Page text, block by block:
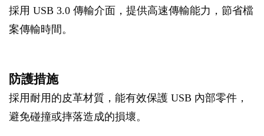
採用 USB 3.0 傳輸介面，提供高速傳輸能力，節省檔
案傳輸時間。
防護措施
採用耐用的皮革材質，能有效保護 USB 內部零件，
避免碰撞或摔落造成的損壞。